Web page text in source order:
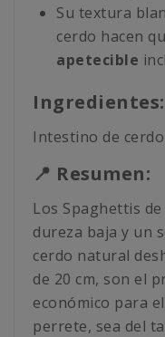
Su textura
cerdo hacen
apetecible
Ingredientes:
Intestino de
📍 Resumen:
Los Spaghettis
dureza baja y un
cerdo natural
de 20 cm, son el
económico para
perrete, sea del